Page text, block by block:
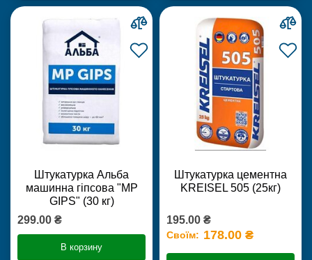
Штукатурка Альба
машинна гіпсова "MP
GIPS" (30 кг)
299.00 ₴
В корзину
Штукатурка цементна
KREISEL 505 (25кг)
195.00 ₴
Своїм: 178.00 ₴